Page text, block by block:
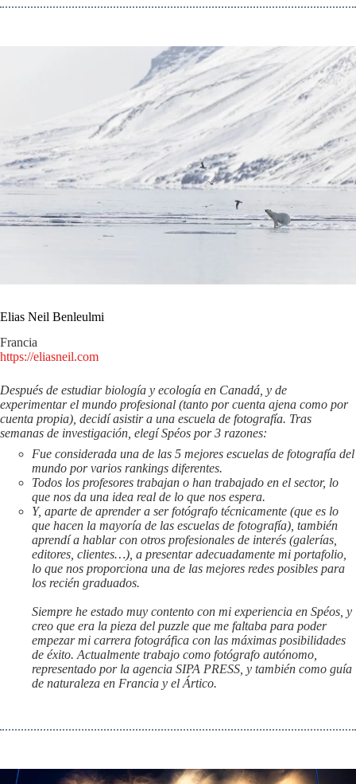
Elias Neil Benleulmi
Francia
https://eliasneil.com
Después de estudiar biología y ecología en Canadá, y de
experimentar el mundo profesional (tanto por cuenta ajena como por
cuenta propia), decidí asistir a una escuela de fotografía. Tras
semanas de investigación, elegí Spéos por 3 razones:
Fue considerada una de las 5 mejores escuelas de fotografía del
mundo por varios rankings diferentes.
Todos los profesores trabajan o han trabajado en el sector, lo
que nos da una idea real de lo que nos espera.
Y, aparte de aprender a ser fotógrafo técnicamente (que es lo
que hacen la mayoría de las escuelas de fotografía), también
aprendí a hablar con otros profesionales de interés (galerías,
editores, clientes…), a presentar adecuadamente mi portafolio,
lo que nos proporciona una de las mejores redes posibles para
los recién graduados.
Siempre he estado muy contento con mi experiencia en Spéos, y
creo que era la pieza del puzzle que me faltaba para poder
empezar mi carrera fotográfica con las máximas posibilidades
de éxito. Actualmente trabajo como fotógrafo autónomo,
representado por la agencia SIPA PRESS, y también como guía
de naturaleza en Francia y el Ártico.